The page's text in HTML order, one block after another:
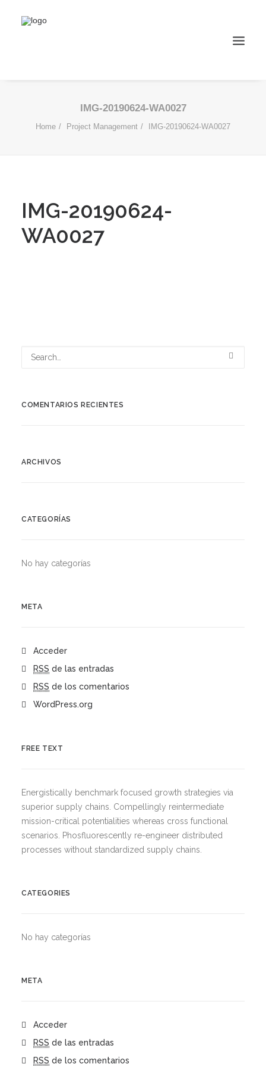
IMG-20190624-WA0027
Home Project Management IMG-20190624-WA0027
IMG-20190624-
WA0027
COMENTARIOS RECIENTES
ARCHIVOS
CATEGORÍAS
No hay categorías
META
Acceder
RSS de las entradas
RSS de los comentarios
WordPress.org
FREE TEXT
Energistically benchmark focused growth strategies via
superior supply chains. Compellingly reintermediate
mission-critical potentialities whereas cross functional
scenarios. Phosfluorescently re-engineer distributed
processes without standardized supply chains.
CATEGORIES
No hay categorías
META
Acceder
RSS de las entradas
RSS de los comentarios